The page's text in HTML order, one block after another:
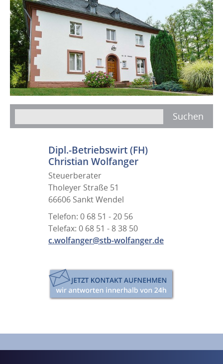
Dipl.-Betriebswirt (FH)
Christian Wolfanger
Steuerberater
Tholeyer Straße 51
66606 Sankt Wendel
Telefon: 0 68 51 - 20 56
Telefax: 0 68 51 - 8 38 50
c.wolfanger@stb-wolfanger.de